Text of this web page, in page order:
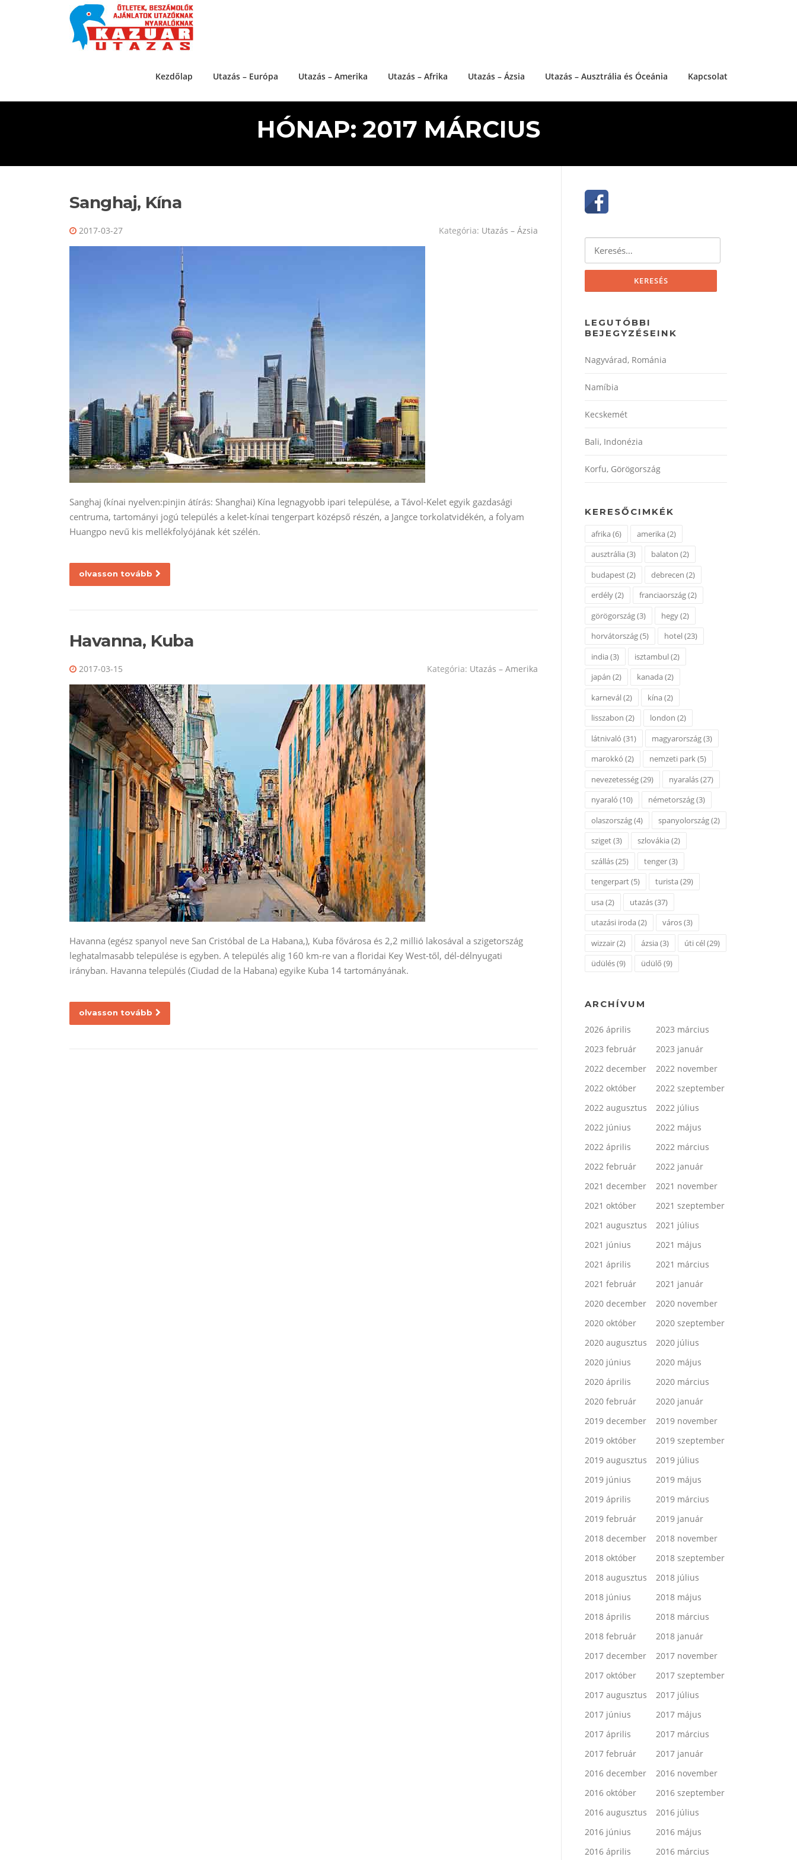
Ugrás a tartalomra
Kezdőlap Utazás – Európa Utazás – Amerika Utazás – Afrika Utazás – Ázsia Utazás – Ausztrália és Óceánia Kapcsolat
HÓNAP: 2017 MÁRCIUS
Sanghaj, Kína
2017-03-27 Kategória: Utazás – Ázsia
Sanghaj (kínai nyelven:pinjin átírás: Shanghai) Kína legnagyobb ipari települése, a Távol-Kelet egyik gazdasági
centruma, tartományi jogú település a kelet-kínai tengerpart középső részén, a Jangce torkolatvidékén, a folyam
Huangpo nevű kis mellékfolyójának két szélén.
olvasson tovább
Havanna, Kuba
2017-03-15 Kategória: Utazás – Amerika
Havanna (egész spanyol neve San Cristóbal de La Habana,), Kuba fővárosa és 2,2 millió lakosával a szigetország
leghatalmasabb települése is egyben. A település alig 160 km-re van a floridai Key West-től, dél-délnyugati
irányban. Havanna település (Ciudad de la Habana) egyike Kuba 14 tartományának.
olvasson tovább
Keresés:
LEGUTÓBBI
BEJEGYZÉSEINK
Nagyvárad, Románia
Namíbia
Kecskemét
Bali, Indonézia
Korfu, Görögország
KERESŐCIMKÉK
afrika(6) amerika(2)
ausztrália(3) balaton (2)
budapest(2) debrecen (2)
erdély(2) franciaország(2)
görögország(3) hegy(2)
horvátország(5) hotel(23)
india(3) isztambul(2)
japán (2) kanada(2)
karnevál(2) kína(2)
lisszabon (2) london (2)
látnivaló (31) magyarország(3)
marokkó (2) nemzeti park(5)
nevezetesség(29) nyaralás(27)
nyaraló (10) németország(3)
olaszország(4) spanyolország(2)
sziget(3) szlovákia(2)
szállás(25) tenger(3)
tengerpart(5) turista(29)
usa(2) utazás(37)
utazási iroda(2) város(3)
wizzair(2) ázsia(3) úti cél(29)
üdülés(9) üdülő (9)
ARCHÍVUM
2026 április
2023 március
2023 február
2023 január
2022 december
2022 november
2022 október
2022 szeptember
2022 augusztus
2022 július
2022 június
2022 május
2022 április
2022 március
2022 február
2022 január
2021 december
2021 november
2021 október
2021 szeptember
2021 augusztus
2021 július
2021 június
2021 május
2021 április
2021 március
2021 február
2021 január
2020 december
2020 november
2020 október
2020 szeptember
2020 augusztus
2020 július
2020 június
2020 május
2020 április
2020 március
2020 február
2020 január
2019 december
2019 november
2019 október
2019 szeptember
2019 augusztus
2019 július
2019 június
2019 május
2019 április
2019 március
2019 február
2019 január
2018 december
2018 november
2018 október
2018 szeptember
2018 augusztus
2018 július
2018 június
2018 május
2018 április
2018 március
2018 február
2018 január
2017 december
2017 november
2017 október
2017 szeptember
2017 augusztus
2017 július
2017 június
2017 május
2017 április
2017 március
2017 február
2017 január
2016 december
2016 november
2016 október
2016 szeptember
2016 augusztus
2016 július
2016 június
2016 május
2016 április
2016 március